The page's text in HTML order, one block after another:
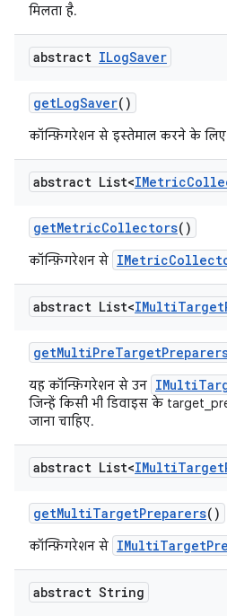
मिलता है.
abstract ILogSaver
getLogSaver()
कॉन्फ़िगरेशन से इस्तेमाल करने के लिए
abstract List<IMetric
getMetricCollectors()
कॉन्फ़िगरेशन से
abstract List<IMultiTarget
getMultiPreTarget
यह कॉन्फ़िगरेशन से उन
जिन्हें किसी भी डिवाइस के
जाना चाहिए.
abstract List<IMultiTarget
getMultiTargetPreparers()
कॉन्फ़िगरेशन से
abstract String